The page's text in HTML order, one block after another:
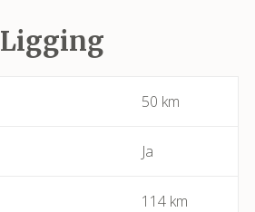
Ligging
50 km
Ja
114 km